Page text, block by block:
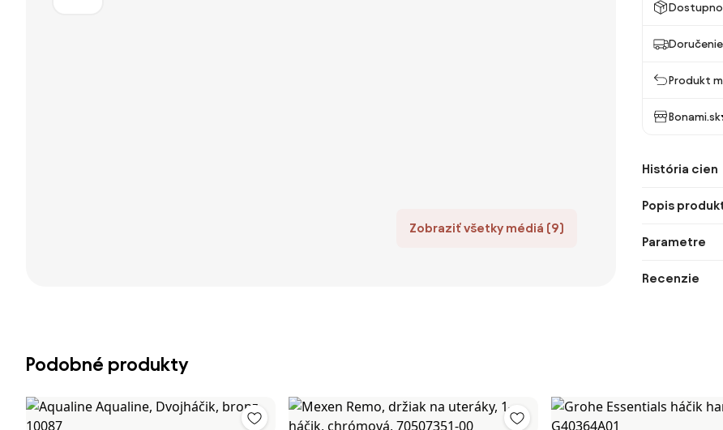
Zobraziť všetky médiá (9)
Produkt
Bonami.sk
História cien
Popis
Parametre
Recenzie
Podobné produkty